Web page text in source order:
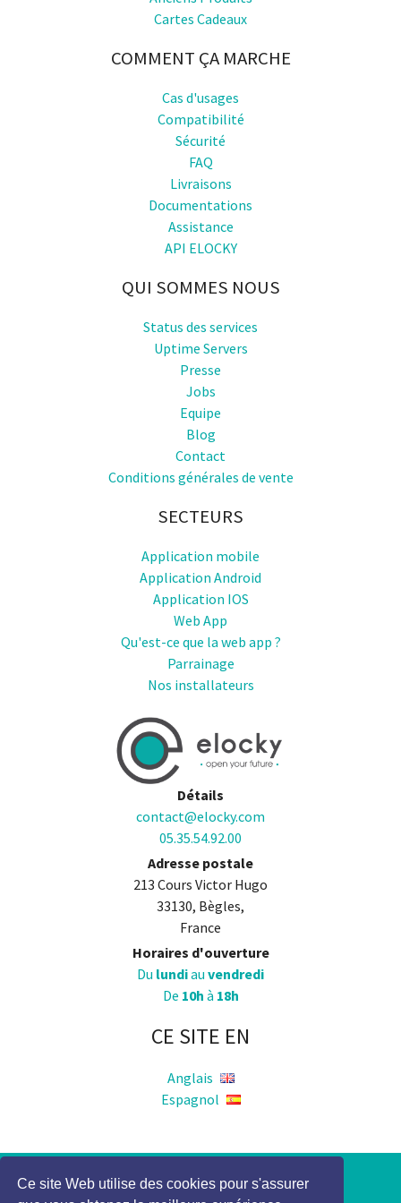
Ce site Web utilise des cookies pour s'assurer
Cartes Cadeaux
COMMENT ÇA MARCHE
Cas d'usages
Compatibilité
Sécurité
FAQ
Livraisons
Documentations
Assistance
API ELOCKY
QUI SOMMES NOUS
Status des services
Uptime Servers
Presse
Jobs
Equipe
Blog
Contact
Conditions générales de vente
SECTEURS
Application mobile
Application Android
Application IOS
Web App
Qu'est-ce que la web app ?
Parrainage
Nos installateurs
Détails
contact@elocky.com
05.35.54.92.00
Adresse postale
213 Cours Victor Hugo
33130, Bègles,
France
Horaires d'ouverture
Du lundiau vendredi
De 10h à 18h
CE SITE EN
Anglais
Espagnol
Politique de Confidentialité